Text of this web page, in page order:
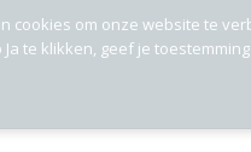
cookies om onze website te
Ja te klikken, geef je